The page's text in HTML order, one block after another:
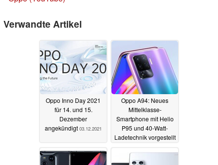
Verwandte Artikel
Oppo Inno Day 2021
für 14. und 15.
Dezember
angekündigt 03.12.2021
Oppo A94: Neues
Mittelklasse-
Smartphone mit Helio
P95 und 40-Watt-
Ladetechnik vorgestellt